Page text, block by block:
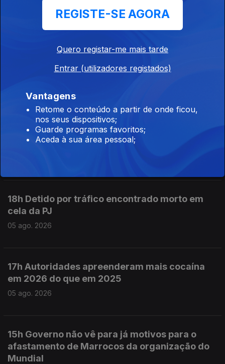
Polícia Judiciária
20h Governo contra "portas escancaradas"
na imigração
19h IGAS arquiva caso da grávida que perdeu
o bebé em 2025
18h Detido por tráfico encontrado morto em
cela da PJ
05 ago. 2026
17h Autoridades apreenderam mais cocaína
em 2026 do que em 2025
05 ago. 2026
15h Governo não vê para já motivos para o
afastamento de Marrocos da organização do
Mundial
REGISTE-SE AGORA
Quero registar-me mais tarde
Entrar (utilizadores registados)
Vantagens
Retome o conteúdo a partir de onde ficou,
nos seus dispositivos;
Guarde programas favoritos;
Aceda à sua área pessoal;